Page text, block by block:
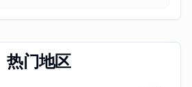
热门地区